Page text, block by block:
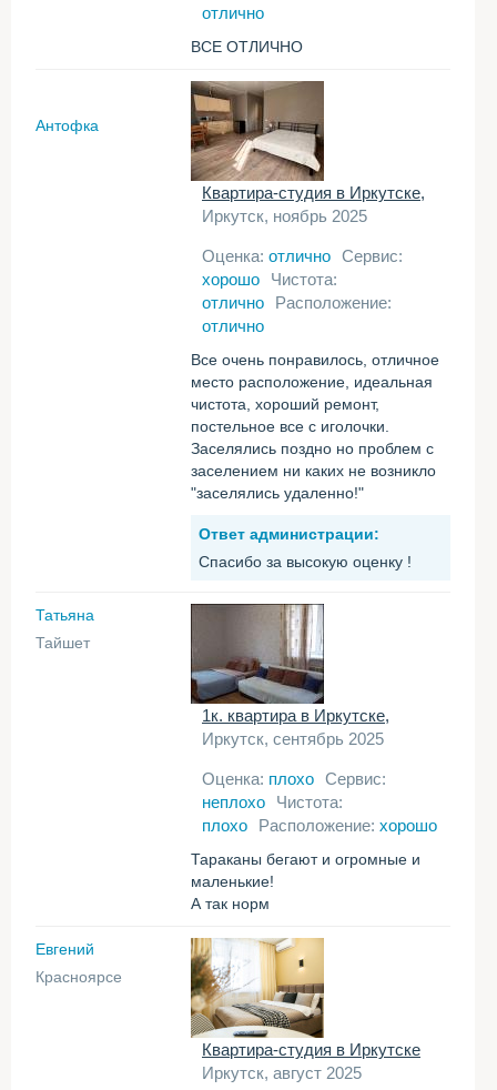
отлично
ВСЕ ОТЛИЧНО
Антофка
Квартира-студия в Иркутске,
Иркутск, ноябрь 2025
Оценка: отлично Сервис:
хорошо
Чистота:
отлично
Расположение:
отлично
Все очень понравилось, отличное
место расположение, идеальная
чистота, хороший ремонт,
постельное все с иголочки.
Заселялись поздно но проблем с
заселением ни каких не возникло
"заселялись удаленно!"
Ответ администрации:
Спасибо за высокую оценку !
Татьяна
Тайшет
1к. квартира в Иркутске,
Иркутск, сентябрь 2025
Оценка: плохо Сервис:
неплохо
Чистота:
плохо
Расположение: хорошо
Тараканы бегают и огромные и
маленькие!
А так норм
Евгений
Красноярсе
Квартира-студия в Иркутске
Иркутск, август 2025